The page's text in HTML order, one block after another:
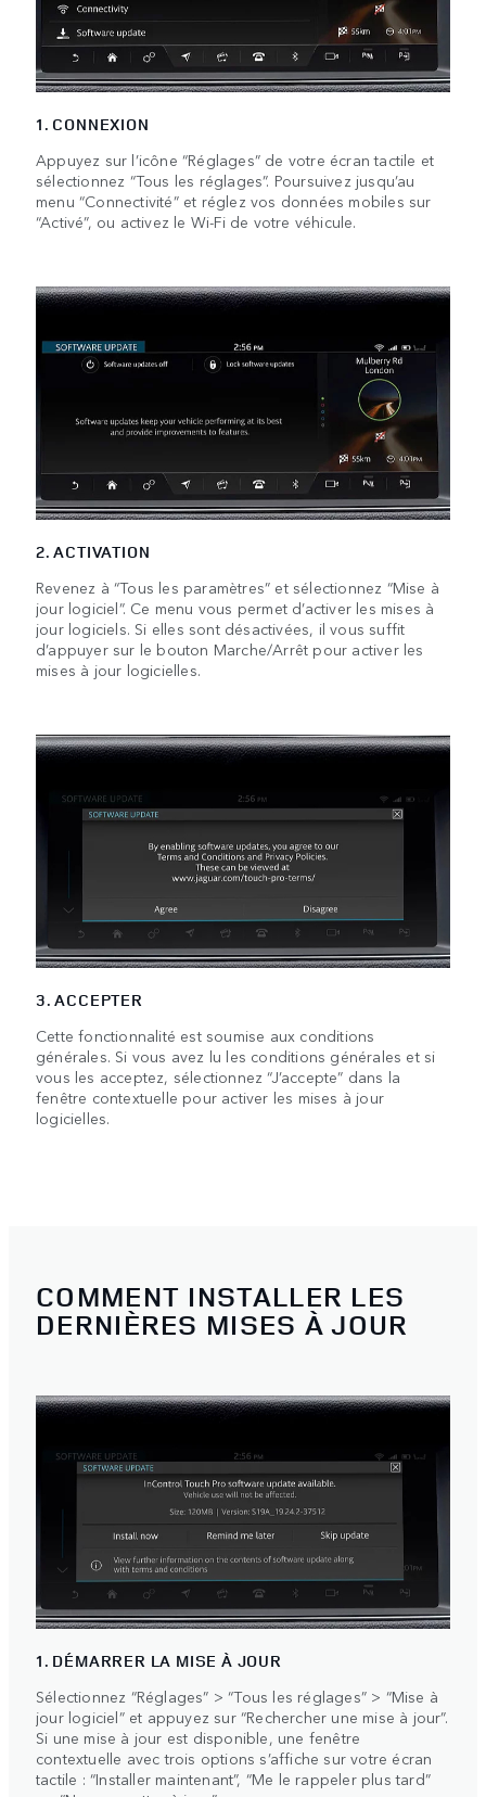
1. CONNEXION
Appuyez sur l’icône “Réglages” de votre écran tactile et
sélectionnez “Tous les réglages”. Poursuivez jusqu’au
menu “Connectivité” et réglez vos données mobiles sur
“Activé”, ou activez le Wi-Fi de votre véhicule.
2. ACTIVATION
Revenez à “Tous les paramètres” et sélectionnez “Mise à
jour logiciel”. Ce menu vous permet d’activer les mises à
jour logiciels. Si elles sont désactivées, il vous suffit
d’appuyer sur le bouton Marche/Arrêt pour activer les
mises à jour logicielles.
3. ACCEPTER
Cette fonctionnalité est soumise aux conditions
générales. Si vous avez lu les conditions générales et si
vous les acceptez, sélectionnez “J’accepte” dans la
fenêtre contextuelle pour activer les mises à jour
logicielles.
COMMENT INSTALLER LES
DERNIÈRES MISES À JOUR
1. DÉMARRER LA MISE À JOUR
Sélectionnez “Réglages” > “Tous les réglages” > “Mise à
jour logiciel” et appuyez sur “Rechercher une mise à jour”.
Si une mise à jour est disponible, une fenêtre
contextuelle avec trois options s’affiche sur votre écran
tactile : “Installer maintenant”, “Me le rappeler plus tard”